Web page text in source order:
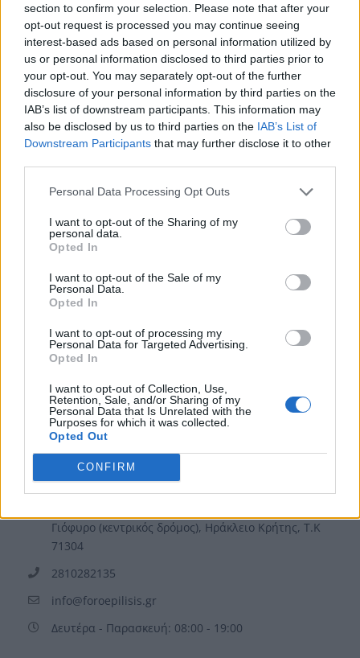
section to confirm your selection. Please note that after your
opt-out request is processed you may continue seeing
interest-based ads based on personal information utilized by
us or personal information disclosed to third parties prior to
your opt-out. You may separately opt-out of the further
disclosure of your personal information by third parties on the
IAB’s list of downstream participants. This information may
also be disclosed by us to third parties on the IAB’s List of
Downstream Participants that may further disclose it to other
Personal Data Processing Opt Outs
I want to opt-out of the Sharing of my
personal data.
Opted In
I want to opt-out of the Sale of my
Personal Data.
Opted In
I want to opt-out of processing my
Personal Data for Targeted Advertising.
Opted In
I want to opt-out of Collection, Use,
Retention, Sale, and/or Sharing of my
Personal Data that Is Unrelated with the
Purposes for which it was collected.
Opted Out
CONFIRM
επιχειρήσεις, μικρομεσαίες και μεγάλες, που
έχουν κύριο ΚΑΔ ή ΚΑΔ με τα μεγαλύτερα έσοδα
της εστίασης. Περιλαμβάνονται και οι
επιχειρήσεις franchise υπό την προϋπόθεση
πλήρωσης ορισμένων κανονιστικών κριτηρίων
του ΕΣΠΑ. Ποσό Ενίσχυσης Το ποσό της
ενίσχυσης ανέρχεται στο 7% επί του τζίρου του
κύριου[...]
Read More
ΗΡΑΚΛΕΙΟ
Φοροεπίλυσις - Ηράκλειο
Γιόφυρο (κεντρικός δρόμος), Ηράκλειο Κρήτης, Τ.Κ
71304
2810282135
info@foroepilisis.gr
Δευτέρα - Παρασκευή: 08:00 - 19:00